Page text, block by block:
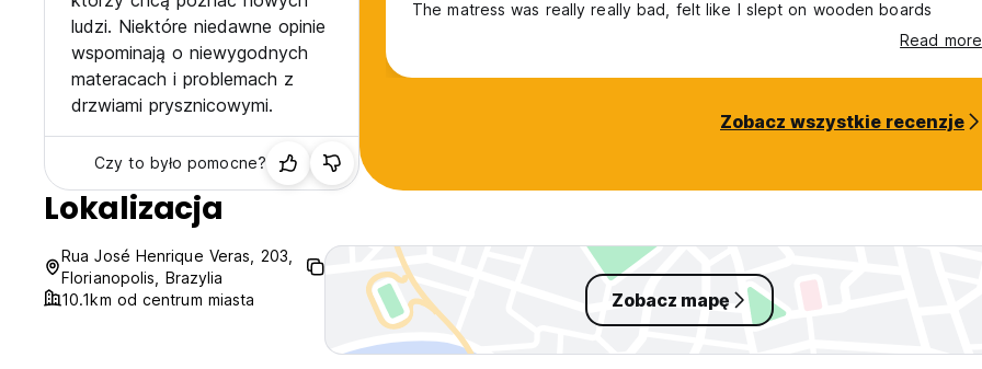
ludzi. Niektóre niedawne opinie
wspominają o niewygodnych
materacach i problemach z
drzwiami prysznicowymi.
Czy to było pomocne?
The matress was really really bad, felt like I slept on wooden boards
Read more
Zobacz wszystkie recenzje
Lokalizacja
Rua José Henrique Veras, 203,
Florianopolis, Brazylia
10.1km od centrum miasta
Zobacz mapę